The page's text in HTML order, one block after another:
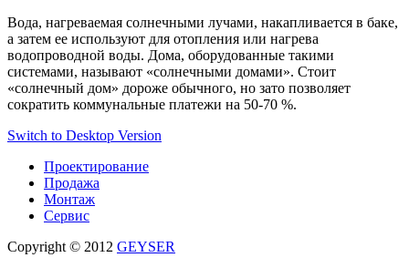
Вода, нагреваемая солнечными лучами, накапливается в баке,
а затем ее используют для отопления или нагрева
водопроводной воды. Дома, оборудованные такими
системами, называют «солнечными домами». Стоит
«солнечный дом» дороже обычного, но зато позволяет
сократить коммунальные платежи на 50-70 %.
Switch to Desktop Version
Проектирование
Продажа
Монтаж
Сервис
Copyright © 2012 GEYSER